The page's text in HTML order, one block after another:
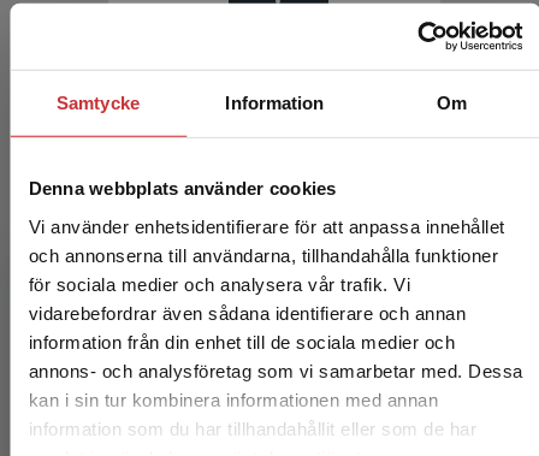
Samtycke Information Om
Denna webbplats använder cookies
Vi använder enhetsidentifierare för att anpassa innehållet
och annonserna till användarna, tillhandahålla funktioner
för sociala medier och analysera vår trafik. Vi
vidarebefordrar även sådana identifierare och annan
information från din enhet till de sociala medier och
annons- och analysföretag som vi samarbetar med. Dessa
kan i sin tur kombinera informationen med annan
information som du har tillhandahållit eller som de har
Begränsad fraktregion
Det verkar som att du besöker studentlitteratur.se
Exkl. moms: 204 kr